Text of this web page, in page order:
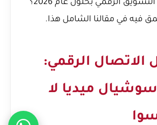
استراتيجيات التسويق الرقمي بحلول عام 2026؟
فيه في مقالنا الشامل هذا.
الاتصال الرقمي:
ميديا لا